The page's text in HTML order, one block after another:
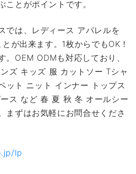
とがポイントです。
では、レディース アパレルを
が出来ます。1枚からでもOK！
。OEM ODMも対応しており、
ズ キッズ 服 カットソー Tシャ
ット ニット インナー トップス
ス など 春 夏 秋 冬 オールシー
まずはお気軽にお問合せくださ
lp